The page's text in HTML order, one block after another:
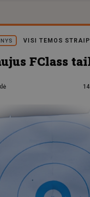
VISI TEMOS
FClass